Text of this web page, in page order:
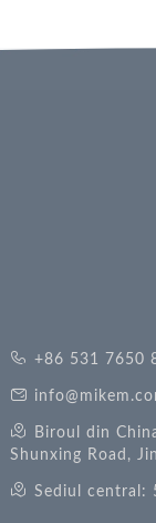
+86 531 7650
Biroul din
Shunxing Road,
Sediul central: